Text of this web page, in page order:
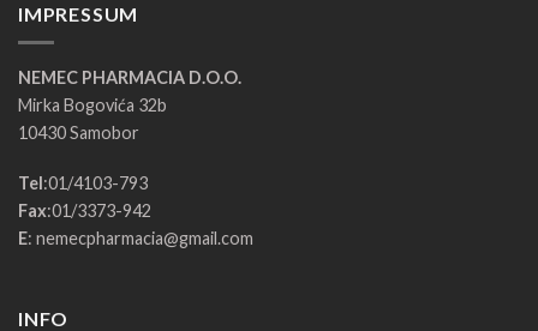
IMPRESSUM
NEMEC PHARMACIA D.O.O.
Mirka Bogovića 32b
10430 Samobor
Tel:01/4103-793
Fax:01/3373-942
E: nemecpharmacia@gmail.com
INFO